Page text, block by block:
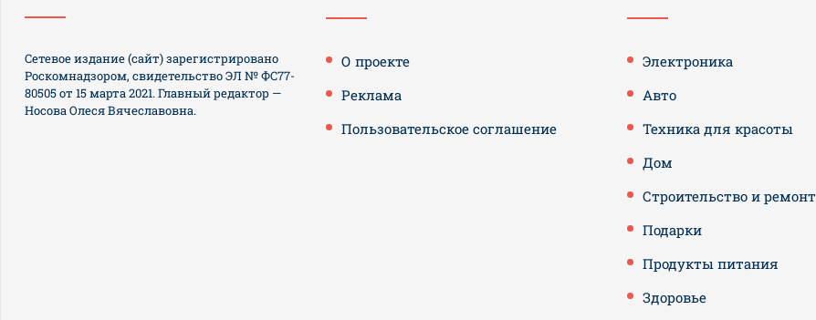
О проекте
Реклама
Пользовательское соглашение
Электроника
Авто
Техника для красоты
Дом
Строительство и ремонт
Подарки
Продукты питания
Здоровье
Сетевое издание (сайт) зарегистрировано
Роскомнадзором, свидетельство ЭЛ № ФС77-
80505 от 15 марта 2021. Главный редактор —
Носова Олеся Вячеславовна.